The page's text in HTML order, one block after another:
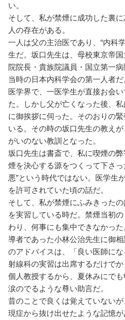
い。
そして、私が禁煙に成功した裏
人の存在がある。
一人は父の主治医であり、“内科
生だ。坂口先生は、母校東京帝
院院長・貴族院議員・国立第一病
当時の日本内科学会の第一人者
医学界で、一医学生が直接お会
た。しかし父が亡くなった後、
に御挨拶に伺った。そのおりの
いる。その時の坂口先生の教え
がいのない教訓となった。
坂口先生は書斎で、私に喫煙の
煙を決心する源をつくって下さ
悪”という時代ではない。医学生
を許可されていた頃の話だ。
そして、私が禁煙にふみきった
を実習している時だ。禁煙当初
わり、何事にも集中できなかっ
導者であった小林公治先生に御
のアドバイスは、「良い医師に
射線科の実習は出席するだけで
個人教授するから、夏休みにで
涙のでるような尊い助言だ。
昔のことで良くは覚えていない
現症から抜け出せたような記憶